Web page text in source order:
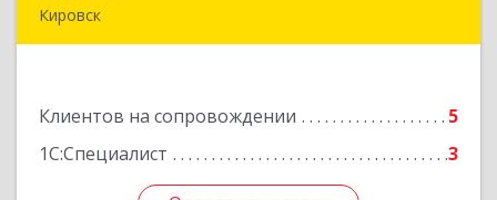
Кировск
Клиентов на сопровождении
5
1С:Специалист
3
Подробнее